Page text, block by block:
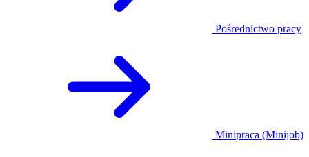
Pośrednictwo pracy
Minipraca (Minijob)